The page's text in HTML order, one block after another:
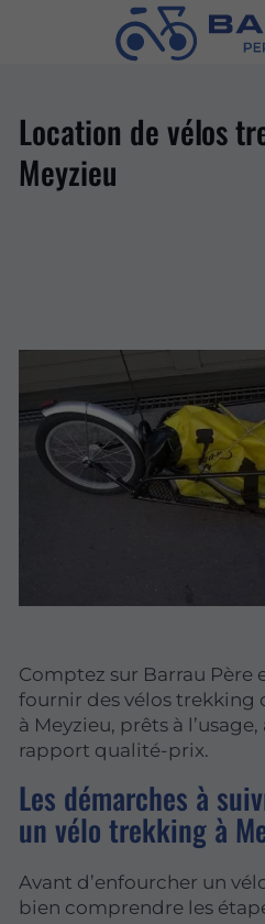
Location de vélos
Meyzieu
Comptez sur Barrau Père
fournir des vélos trekking
à Meyzieu, prêts à
rapport qualité-prix.
Les démarches à
un vélo trekking à
Avant d’enfourcher un
bien comprendre les